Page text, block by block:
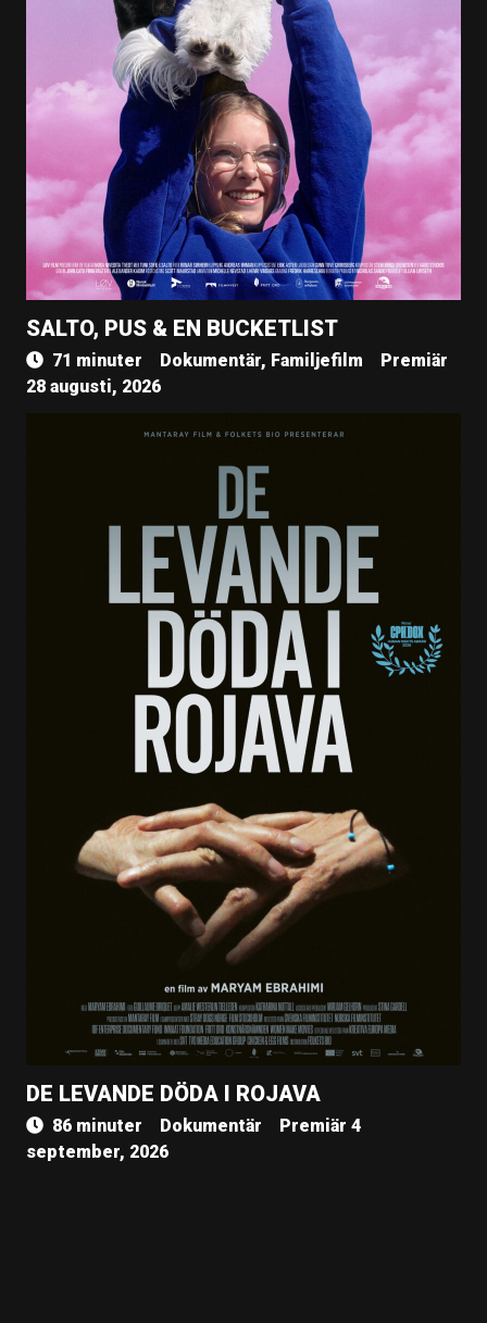
SALTO, PUS & EN BUCKETLIST
71 minuter Dokumentär, Familjefilm
Premiär
28 augusti, 2026
DE LEVANDE DÖDA I ROJAVA
86 minuter Dokumentär
Premiär 4
september, 2026